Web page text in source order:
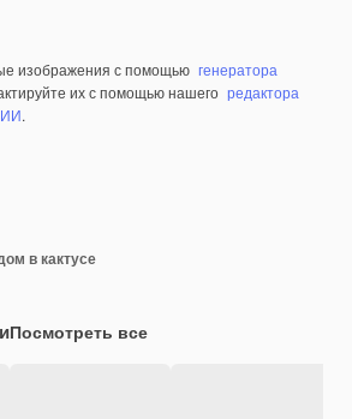
изображения с помощью генератора
их с помощью нашего редактора
ИИ.
в кактусе
Посмотреть все